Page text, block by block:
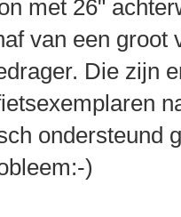
met 26"
van een groot
Die zijn
ondersteund
)